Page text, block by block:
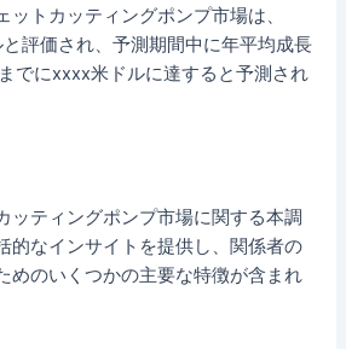
ットカッティングポンプ市場は、
評価され、予測期間中に年平均成長
でにxxxx米ドルに達すると予測され
ッティングポンプ市場に関する本調
的なインサイトを提供し、関係者の
めのいくつかの主要な特徴が含まれ